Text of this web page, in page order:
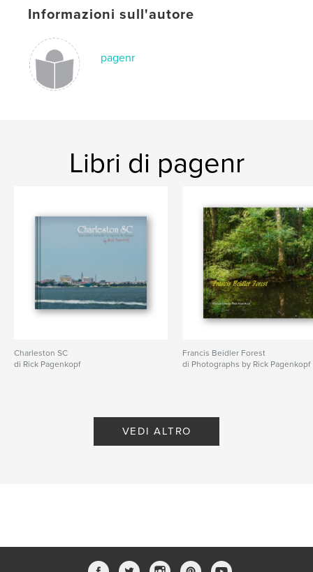
Informazioni sull'autore
pagenr
Libri di pagenr
Charleston SC
di Rick Pagenkopf
Francis Beidler Forest
di Photographs by Rick Pagenkopf
VEDI ALTRO